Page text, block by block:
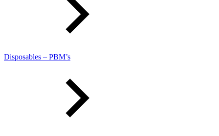
Disposables – PBM’s